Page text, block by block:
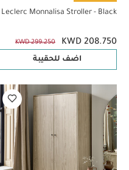
Leclerc Monnalisa Stroller - Black
KWD 208.750
KWD 299.250
اضف للحقيبة